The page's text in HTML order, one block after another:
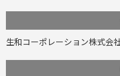
生和コーポレーション株式会